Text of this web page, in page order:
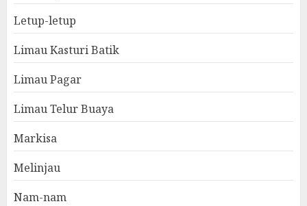
Letup-letup
Limau Kasturi Batik
Limau Pagar
Limau Telur Buaya
Markisa
Melinjau
Nam-nam